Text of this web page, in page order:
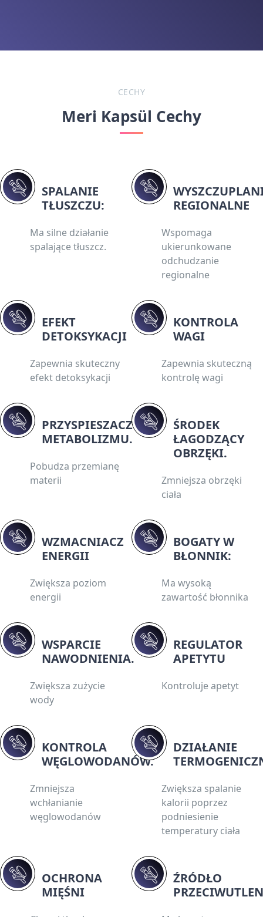
CECHY
Meri Kapsül Cechy
SPALANIE
TŁUSZCZU:
Ma silne działanie
spalające tłuszcz.
REGIONALNE
Wspomaga
ukierunkowane
odchudzanie
regionalne
EFEKT
DETOKSYKACJI
Zapewnia skuteczny
efekt detoksykacji
KONTROLA
WAGI
Zapewnia skuteczną
kontrolę wagi
PRZYSPIESZACZ
METABOLIZMU.
Pobudza przemianę
materii
ŚRODEK
ŁAGODZĄCY
OBRZĘKI.
Zmniejsza obrzęki
ciała
WZMACNIACZ
ENERGII
Zwiększa poziom
energii
BOGATY W
BŁONNIK:
Ma wysoką
zawartość błonnika
WSPARCIE
NAWODNIENIA.
Zwiększa zużycie
wody
REGULATOR
APETYTU
Kontroluje apetyt
KONTROLA
WĘGLOWODANÓW.
Zmniejsza
wchłanianie
węglowodanów
DZIAŁANIE
Zwiększa spalanie
kalorii poprzez
podniesienie
temperatury ciała
OCHRONA
MIĘŚNI
ŹRÓDŁO